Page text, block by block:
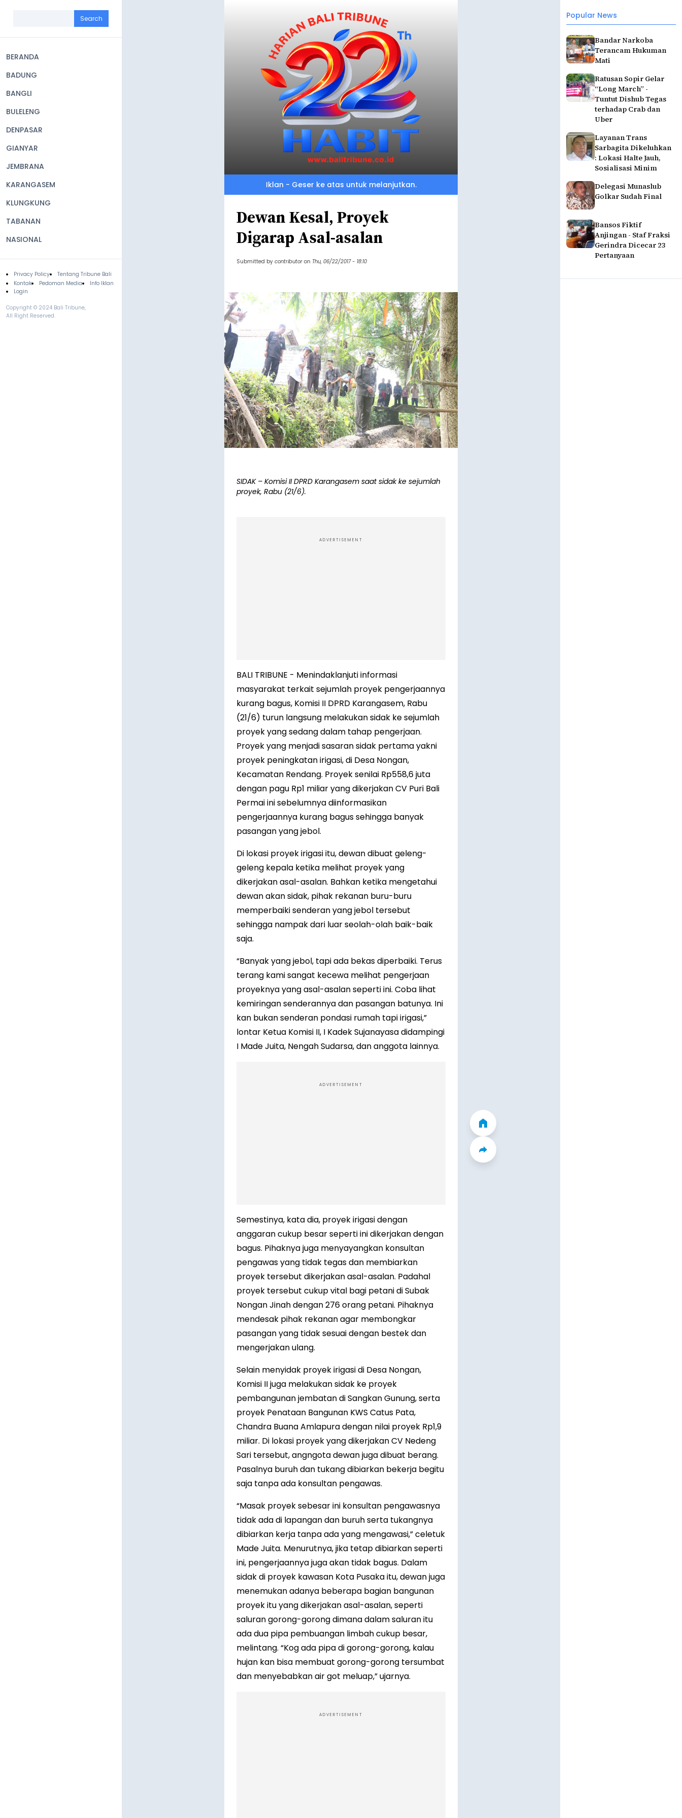
navigation
BERANDA
BADUNG
BANGLI
BULELENG
DENPASAR
GIANYAR
JEMBRANA
KARANGASEM
KLUNGKUNG
TABANAN
NASIONAL
Footer
Privacy Policy
Tentang Tribune Bali
Kontak
Pedoman Media
Info Iklan
Login
Copyright © 2024 Bali Tribune,
All Right Reserved.
Popular News
Bandar Narkoba
Terancam Hukuman
Mati
Ratusan Sopir Gelar
“Long March” -
Tuntut Dishub Tegas
terhadap Crab dan
Uber
Layanan Trans
Sarbagita Dikeluhkan
: Lokasi Halte Jauh,
Sosialisasi Minim
Delegasi Munaslub
Golkar Sudah Final
Bansos Fiktif
Anjingan - Staf Fraksi
Gerindra Dicecar 23
Pertanyaan
Iklan - Geser ke atas untuk melanjutkan.
Dewan Kesal, Proyek
Digarap Asal-asalan
Submitted by contributor on Thu, 06/22/2017 - 18:10
SIDAK – Komisi II DPRD Karangasem saat sidak ke sejumlah
proyek, Rabu (21/6).
ADVERTISEMENT
BALI TRIBUNE - Menindaklanjuti informasi
masyarakat terkait sejumlah proyek pengerjaannya
kurang bagus, Komisi II DPRD Karangasem, Rabu
(21/6) turun langsung melakukan sidak ke sejumlah
proyek yang sedang dalam tahap pengerjaan.
Proyek yang menjadi sasaran sidak pertama yakni
proyek peningkatan irigasi, di Desa Nongan,
Kecamatan Rendang. Proyek senilai Rp558,6 juta
dengan pagu Rp1 miliar yang dikerjakan CV Puri Bali
Permai ini sebelumnya diinformasikan
pengerjaannya kurang bagus sehingga banyak
pasangan yang jebol.
Di lokasi proyek irigasi itu, dewan dibuat geleng-
geleng kepala ketika melihat proyek yang
dikerjakan asal-asalan. Bahkan ketika mengetahui
dewan akan sidak, pihak rekanan buru-buru
memperbaiki senderan yang jebol tersebut
sehingga nampak dari luar seolah-olah baik-baik
saja.
“Banyak yang jebol, tapi ada bekas diperbaiki. Terus
terang kami sangat kecewa melihat pengerjaan
proyeknya yang asal-asalan seperti ini. Coba lihat
kemiringan senderannya dan pasangan batunya. Ini
kan bukan senderan pondasi rumah tapi irigasi,”
lontar Ketua Komisi II, I Kadek Sujanayasa didampingi
I Made Juita, Nengah Sudarsa, dan anggota lainnya.
ADVERTISEMENT
Semestinya, kata dia, proyek irigasi dengan
anggaran cukup besar seperti ini dikerjakan dengan
bagus. Pihaknya juga menyayangkan konsultan
pengawas yang tidak tegas dan membiarkan
proyek tersebut dikerjakan asal-asalan. Padahal
proyek tersebut cukup vital bagi petani di Subak
Nongan Jinah dengan 276 orang petani. Pihaknya
mendesak pihak rekanan agar membongkar
pasangan yang tidak sesuai dengan bestek dan
mengerjakan ulang.
Selain menyidak proyek irigasi di Desa Nongan,
Komisi II juga melakukan sidak ke proyek
pembangunan jembatan di Sangkan Gunung, serta
proyek Penataan Bangunan KWS Catus Pata,
Chandra Buana Amlapura dengan nilai proyek Rp1,9
miliar. Di lokasi proyek yang dikerjakan CV Nedeng
Sari tersebut, angngota dewan juga dibuat berang.
Pasalnya buruh dan tukang dibiarkan bekerja begitu
saja tanpa ada konsultan pengawas.
“Masak proyek sebesar ini konsultan pengawasnya
tidak ada di lapangan dan buruh serta tukangnya
dibiarkan kerja tanpa ada yang mengawasi,” celetuk
Made Juita. Menurutnya, jika tetap dibiarkan seperti
ini, pengerjaannya juga akan tidak bagus. Dalam
sidak di proyek kawasan Kota Pusaka itu, dewan juga
menemukan adanya beberapa bagian bangunan
proyek itu yang dikerjakan asal-asalan, seperti
saluran gorong-gorong dimana dalam saluran itu
ada dua pipa pembuangan limbah cukup besar,
melintang. “Kog ada pipa di gorong-gorong, kalau
hujan kan bisa membuat gorong-gorong tersumbat
dan menyebabkan air got meluap,” ujarnya.
ADVERTISEMENT